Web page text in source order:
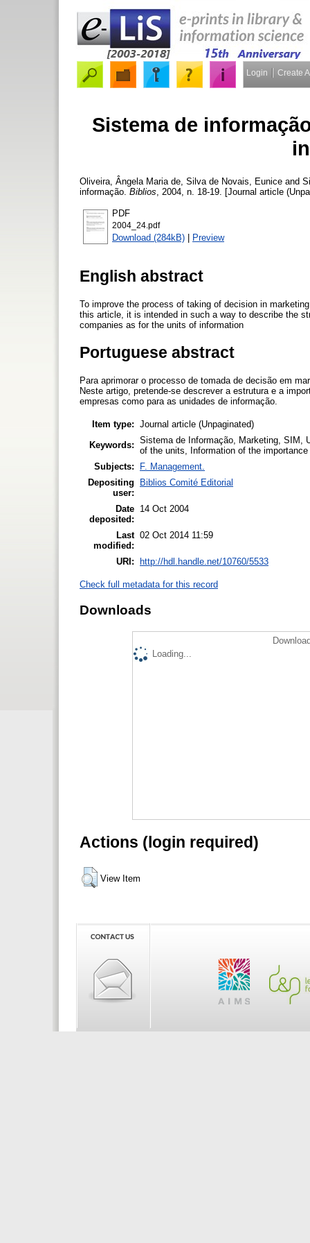
Login Create
Sistema de
Oliveira, Ângela Maria de Silva de Novais, Eunice and
informação. Biblios , 2004, n. 18-19. [Journal article
PDF
2004_24.pdf
Download (284kB) | Preview
English abstract
To improve the process of taking of decision in
this article, it is intended in such a way to describe the
companies as for the units of information
Portuguese abstract
Para aprimorar o processo de tomada de decisão em
Neste artigo, pretende-se descrever a estrutura e a
empresas como para as unidades de informação.
Item type: Journal article (Unpaginated)
Keywords: Sistema de Informação, Marketing, SIM,
of the units, Information of the importance
Subjects:
F. Management.
Depositing
user:
Biblios Comité Editorial
Date
deposited:
14 Oct 2004
Last
modified:
02 Oct 2014 11:59
URI: http://hdl.handle.net/10760/5533
Check full metadata for this record
Downloads
Loading...
Actions (login required)
View Item